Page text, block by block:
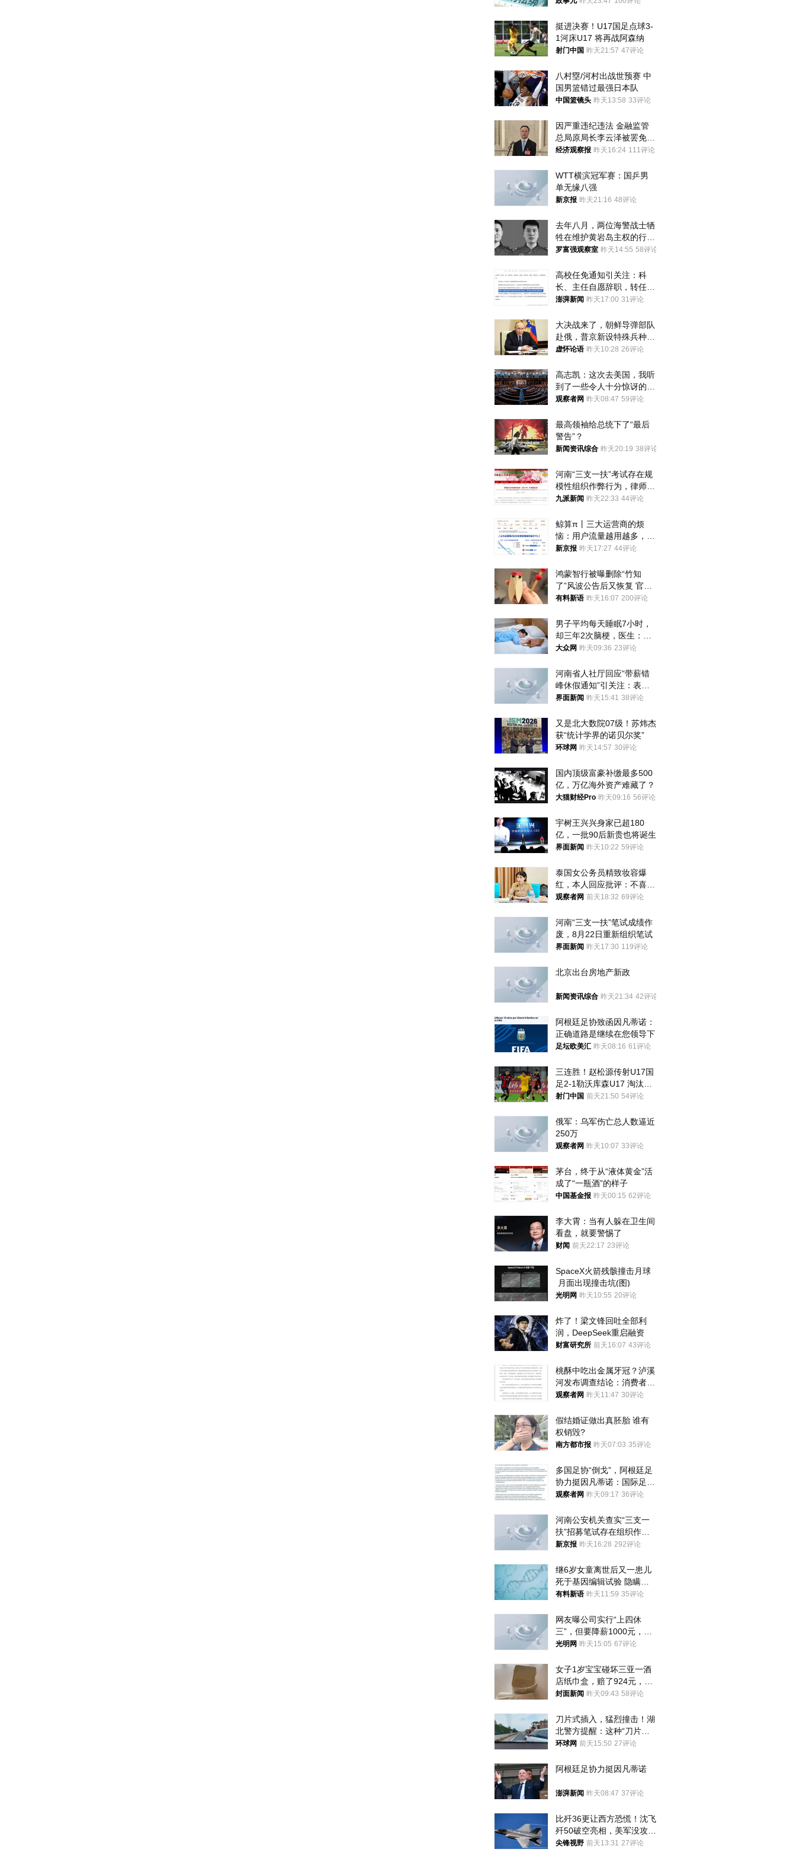
挺进决赛！U17国足点球3-
1河床U17 将再战阿森纳
射门中国 昨天21:57 47评论
八村塁/河村出战世预赛 中
国男篮错过最强日本队
中国篮镜头 昨天13:58 33评论
因严重违纪违法 金融监管
总局原局长李云泽被罢免全
国人大代表
经济观察报 昨天16:24 111评论
WTT横滨冠军赛：国乒男
单无缘八强
新京报 昨天21:16 48评论
去年八月，两位海警战士牺
牲在维护黄岩岛主权的行动
中
罗富强观察室 昨天14:55 58评论
高校任免通知引关注：科
长、主任自愿辞职，转任思
政辅导员
澎湃新闻 昨天17:00 31评论
大决战来了，朝鲜导弹部队
赴俄，普京新设特殊兵种，
76岁老将扛旗
虚怀论语 昨天10:28 26评论
高志凯：这次去美国，我听
到了一些令人十分惊讶的消
息
观察者网 昨天08:47 59评论
最高领袖给总统下了“最后
警告”？
新闻资讯综合 昨天20:19 38评论
河南“三支一扶”考试存在规
模性组织作弊行为，律师：
涉嫌非法获取国家秘密罪等
九派新闻 昨天22:33 44评论
鲸算π丨三大运营商的烦
恼：用户流量越用越多，收
入却越来越少
新京报 昨天17:27 44评论
鸿蒙智行被曝删除“竹知
了”风波公告后又恢复 官媒
曾力挺：劝华为要大度的，
有料新语 昨天16:07 200评论
男子平均每天睡眠7小时，
却三年2次脑梗，医生：这
样睡觉更伤身
大众网 昨天09:36 23评论
河南省人社厅回应“带薪错
峰休假通知”引关注：表述
不够准确，待修改后印发
界面新闻 昨天15:41 38评论
又是北大数院07级！苏炜杰
获“统计学界的诺贝尔奖”
环球网 昨天14:57 30评论
国内顶级富豪补缴最多500
亿，万亿海外资产难藏了？
大猫财经Pro 昨天09:16 56评论
宇树王兴兴身家已超180
亿，一批90后新贵也将诞生
界面新闻 昨天10:22 59评论
泰国女公务员精致妆容爆
红，本人回应批评：不喜欢
就别看
观察者网 前天18:32 69评论
河南“三支一扶”笔试成绩作
废，8月22日重新组织笔试
界面新闻 昨天17:30 119评论
北京出台房地产新政
新闻资讯综合 昨天21:34 42评论
阿根廷足协致函因凡蒂诺：
正确道路是继续在您领导下
足坛欧美汇 昨天08:16 61评论
三连胜！赵松源传射U17国
足2-1勒沃库森U17 淘汰赛
将战河床
射门中国 前天21:50 54评论
俄军：乌军伤亡总人数逼近
250万
观察者网 昨天10:07 33评论
茅台，终于从“液体黄金”活
成了“一瓶酒”的样子
中国基金报 昨天00:15 62评论
李大霄：当有人躲在卫生间
看盘，就要警惕了
财闻 前天22:17 23评论
SpaceX火箭残骸撞击月球
月面出现撞击坑(图)
光明网 昨天10:55 20评论
炸了！梁文锋回吐全部利
润，DeepSeek重启融资
财富研究所 前天16:07 43评论
桃酥中吃出金属牙冠？泸溪
河发布调查结论：消费者已
澄清，所发视频情况不属实
观察者网 昨天11:47 30评论
假结婚证做出真胚胎 谁有
权销毁?
南方都市报 昨天07:03 35评论
多国足协“倒戈”，阿根廷足
协力挺因凡蒂诺：国际足联
今后应继续在其领导下前行
观察者网 昨天09:17 36评论
河南公安机关查实“三支一
扶”招募笔试存在组织作弊
犯罪行为
新京报 昨天16:28 292评论
继6岁女童离世后又一患儿
死于基因编辑试验 隐瞒一
年才对外披露
有料新语 昨天11:59 35评论
网友曝公司实行“上四休
三”，但要降薪1000元，不
接受只能辞职
光明网 昨天15:05 67评论
女子1岁宝宝碰坏三亚一酒
店纸巾盒，赔了924元，发
帖吐槽后酒店退还一半的
封面新闻 昨天09:43 58评论
刀片式插入，猛烈撞击！湖
北警方提醒：这种“刀片超
车”，太危险了
环球网 前天15:50 27评论
阿根廷足协力挺因凡蒂诺
澎湃新闻 昨天08:47 37评论
比歼36更让西方恐慌！沈飞
歼50破空亮相，美军没攻克
的技术被拿下
尖锋视野 前天13:31 27评论